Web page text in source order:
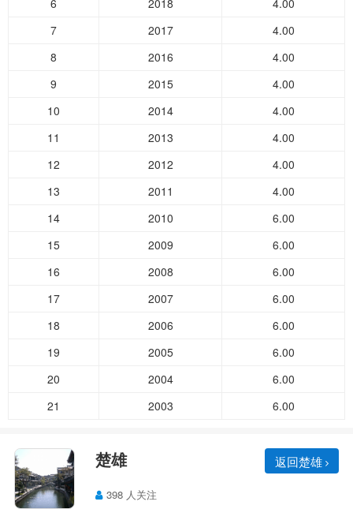
6
2018
4.00
7
2017
4.00
8
2016
4.00
9
2015
4.00
10
2014
4.00
11
2013
4.00
12
2012
4.00
13
2011
4.00
14
2010
6.00
15
2009
6.00
16
2008
6.00
17
2007
6.00
18
2006
6.00
19
2005
6.00
20
2004
6.00
21
2003 6.00
楚雄 返回楚雄
398 人关注